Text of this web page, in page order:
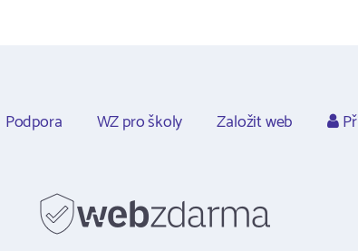
Podpora WZ pro školy Založit web